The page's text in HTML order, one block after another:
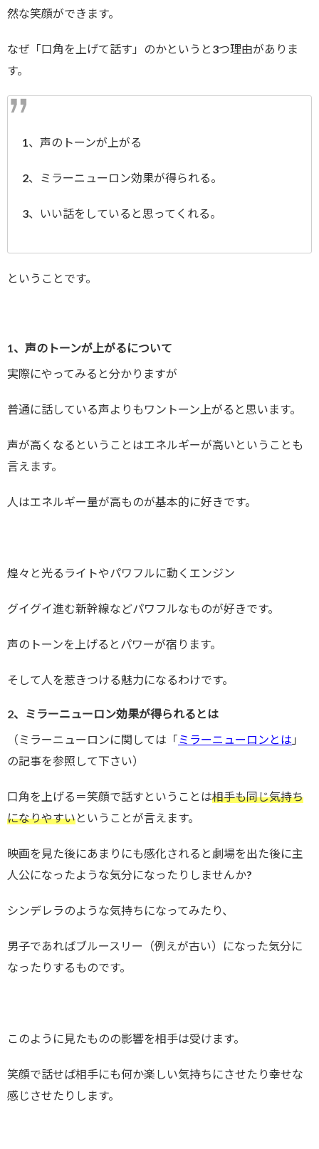
然な笑顔ができます。
なぜ「口角を上げて話す」のかというと3つ理由がありま
す。
1、声のトーンが上がる
2、ミラーニューロン効果が得られる。
3、いい話をしていると思ってくれる。
ということです。
1、声のトーンが上がるについて
実際にやってみると分かりますが
普通に話している声よりもワントーン上がると思います。
声が高くなるということはエネルギーが高いということも
言えます。
人はエネルギー量が高ものが基本的に好きです。
煌々と光るライトやパワフルに動くエンジン
グイグイ進む新幹線などパワフルなものが好きです。
声のトーンを上げるとパワーが宿ります。
そして人を惹きつける魅力になるわけです。
2、ミラーニューロン効果が得られるとは
（ミラーニューロンに関しては「ミラーニューロンとは 」
の記事を参照して下さい）
口角を上げる＝笑顔で話すということは相手も同じ気持ち
になりやすいということが言えます。
映画を見た後にあまりにも感化されると劇場を出た後に主
人公になったような気分になったりしませんか?
シンデレラのような気持ちになってみたり、
男子であればブルースリー（例えが古い）になった気分に
なったりするものです。
このように見たものの影響を相手は受けます。
笑顔で話せば相手にも何か楽しい気持ちにさせたり幸せな
感じさせたりします。